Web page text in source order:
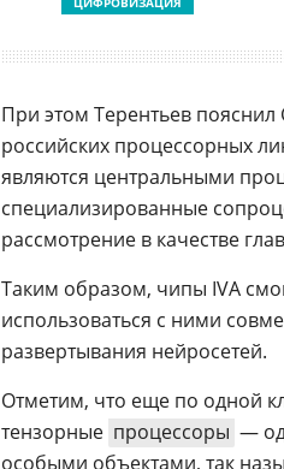
При этом Терентьев пояснил
российских процессорных
являются центральными
специализированные
рассмотрение в качестве
Таким образом, чипы IVA
использоваться с ними
развертывания нейросетей.
Отметим, что еще по одной
тензорные процессоры —
особыми объектами, так